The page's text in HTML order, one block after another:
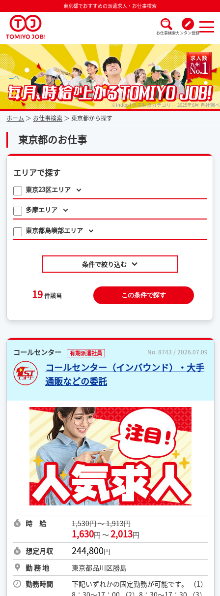
東京都でおすすめの派遣求人・お仕事検索
お仕事検索カンタン登録
派遣なら毎月時給が上がるトミヨジョブ ※Indeed 派遣製造カテゴリー 2025年8月 自社調べ
ホーム お仕事検索 東京都から探す
東京都のお仕事
エリアで探す
東京23区エリア
多摩エリア
東京都島嶼部エリア
条件で絞り込む
19件該当 この条件で探す
コールセンター 有期派遣社員 No. 8743 / 2026.07.09
コールセンター（インバウンド）・大手
通販などの委託
時 給 1,530円 ～ 1,913円
1,630円 ～2,013円
想定月収
244,800円
勤 務 地
東京都品川区勝島
勤務時間
下記いずれかの固定勤務が可能です。 （1）